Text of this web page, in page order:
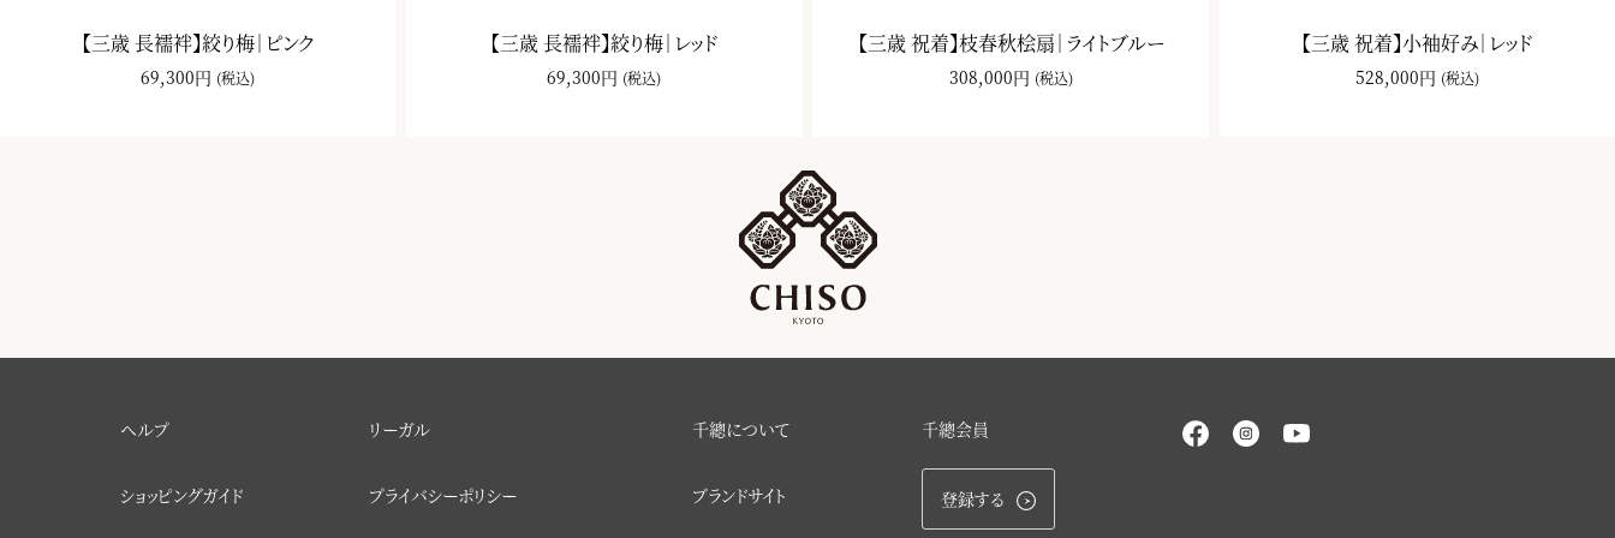
【三歳 長襦袢】絞り梅｜ピンク
69,300円 (税込)
【三歳 長襦袢】絞り梅｜レッド
69,300円 (税込)
【三歳 祝着】枝春秋桧扇｜ライトブルー
308,000円 (税込)
【三歳 祝着】小袖好み｜レッド
528,000円 (税込)
ヘルプ
ショッピングガイド
リーガル
プライバシーポリシー
千總について
ブランドサイト
千總会員
登録する